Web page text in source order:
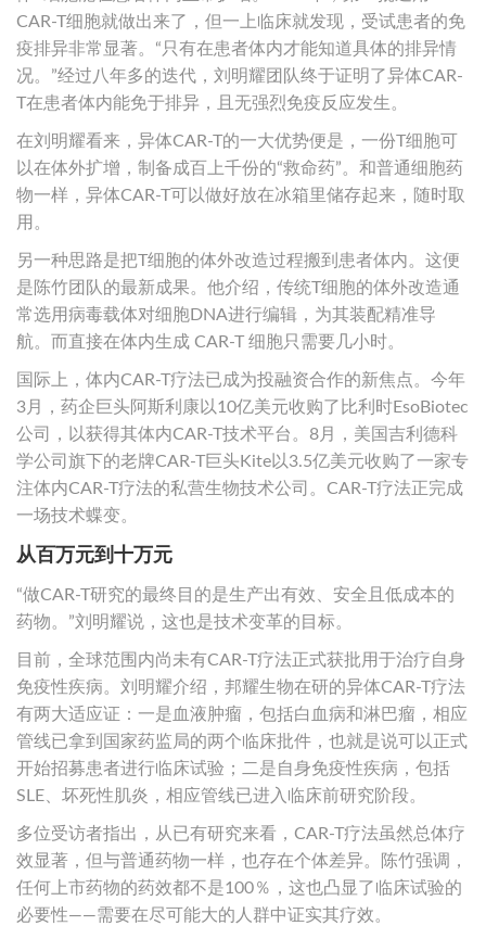
CAR-T细胞就做出来了，但一上临床就发现，受试患者的免
疫排异非常显著。“只有在患者体内才能知道具体的排异情
况。”经过八年多的迭代，刘明耀团队终于证明了异体CAR-
T在患者体内能免于排异，且无强烈免疫反应发生。
在刘明耀看来，异体CAR-T的一大优势便是，一份T细胞可
以在体外扩增，制备成百上千份的“救命药”。和普通细胞药
物一样，异体CAR-T可以做好放在冰箱里储存起来，随时取
用。
另一种思路是把T细胞的体外改造过程搬到患者体内。这便
是陈竹团队的最新成果。他介绍，传统T细胞的体外改造通
常选用病毒载体对细胞DNA进行编辑，为其装配精准导
航。而直接在体内生成 CAR-T 细胞只需要几小时。
国际上，体内CAR-T疗法已成为投融资合作的新焦点。今年
3月，药企巨头阿斯利康以10亿美元收购了比利时EsoBiotec
公司，以获得其体内CAR-T技术平台。8月，美国吉利德科
学公司旗下的老牌CAR-T巨头Kite以3.5亿美元收购了一家专
注体内CAR-T疗法的私营生物技术公司。CAR-T疗法正完成
一场技术蝶变。
从百万元到十万元
“做CAR-T研究的最终目的是生产出有效、安全且低成本的
药物。”刘明耀说，这也是技术变革的目标。
目前，全球范围内尚未有CAR-T疗法正式获批用于治疗自身
免疫性疾病。刘明耀介绍，邦耀生物在研的异体CAR-T疗法
有两大适应证：一是血液肿瘤，包括白血病和淋巴瘤，相应
管线已拿到国家药监局的两个临床批件，也就是说可以正式
开始招募患者进行临床试验；二是自身免疫性疾病，包括
SLE、坏死性肌炎，相应管线已进入临床前研究阶段。
多位受访者指出，从已有研究来看，CAR-T疗法虽然总体疗
效显著，但与普通药物一样，也存在个体差异。陈竹强调，
任何上市药物的药效都不是100％，这也凸显了临床试验的
必要性——需要在尽可能大的人群中证实其疗效。